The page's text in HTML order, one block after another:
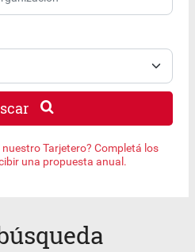
Tarjetero? Completá los
una propuesta anual.